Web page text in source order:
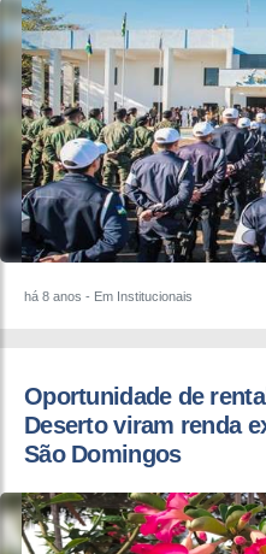
há 8 anos - Em Institucionais
Oportunidade de
Deserto viram renda
São Domingos